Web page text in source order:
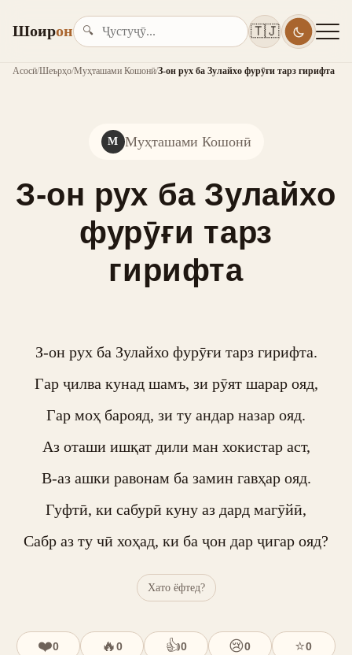
Шоирон 🔍 🇹🇯
Асосӣ/Шеърҳо/Муҳташами Кошонӣ/З-он рух ба Зулайхо фурӯғи тарз гирифта
М Муҳташами Кошонӣ
З-он рух ба Зулайхо
фурӯғи тарз
гирифта
З-он рух ба Зулайхо фурӯғи тарз гирифта.
Гар ҷилва кунад шамъ, зи рӯят шарар ояд,
Гар моҳ барояд, зи ту андар назар ояд.
Аз оташи ишқат дили ман хокистар аст,
В-аз ашки равонам ба замин гавҳар ояд.
Гуфтӣ, ки сабурӣ куну аз дард магӯйӣ,
Сабр аз ту чӣ хоҳад, ки ба ҷон дар ҷигар ояд?
Хато ёфтед?
❤️0 🔥0 👍0 😢0 ⭐0